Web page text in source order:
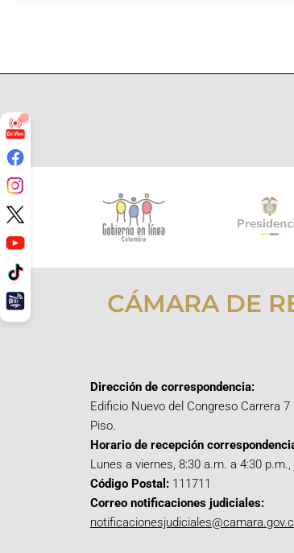
CÁMARA DE
Dirección de correspondencia:
Edificio Nuevo del Congreso Carrera
Piso.
Horario de recepción
Lunes a viernes, 8:30 a.m. a 4:30
Código Postal: 111711
Correo notificaciones judiciales: